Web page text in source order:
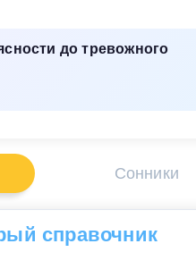
до тревожного
Сонники
справочник